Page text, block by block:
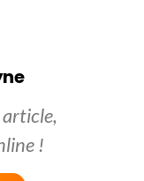
article,
!